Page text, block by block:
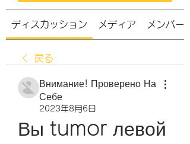
ディスカッション メディア メンバー
戻る
Внимание! Проверено На
Себе
2023年8月6日
Вы tumor левой